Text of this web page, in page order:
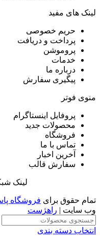
لینک های مفید
حریم خصوصی
پرداخت و دریافت
پروموشن
خدمات
درباره ما
پیگیری سفارش
منوی فوتر
پروفایل اینستاگرام
محصولات جدید
فروشگاه
تماس با ما
آخرین اخبار
سفارش قالب
لینک
تمام حقوق برای فروشگاه
وب سایت | راهژست
انتخاب دسته بندی